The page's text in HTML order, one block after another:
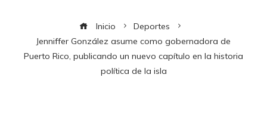
Inicio
Deportes
Jenniffer González asume como gobernadora de
Puerto Rico, publicando un nuevo capítulo en la historia
política de la isla